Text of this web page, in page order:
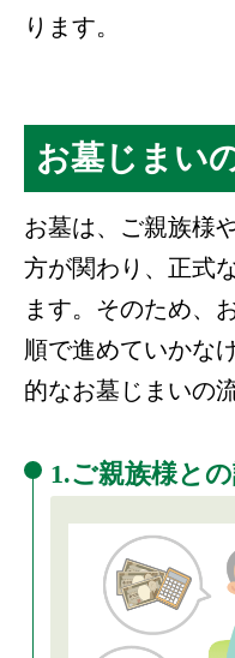
ります。
お墓じまい
お墓は、ご親族様
方が関わり、正式
ます。そのため、
順で進めていかな
的なお墓じまいの
1.ご親族様と